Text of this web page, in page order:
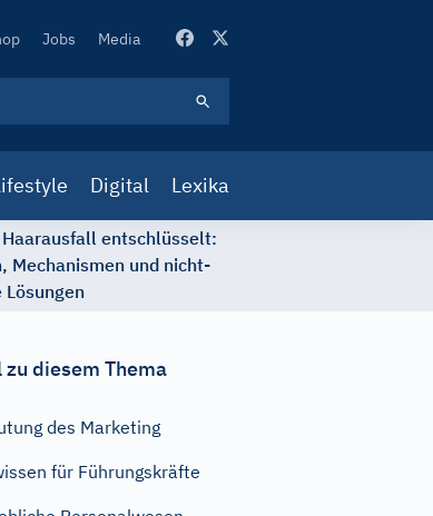
Jobs Media
Digital Lexika
entschlüsselt:
Mechanismen und nicht-
diesem Thema
des Marketing
für Führungskräfte